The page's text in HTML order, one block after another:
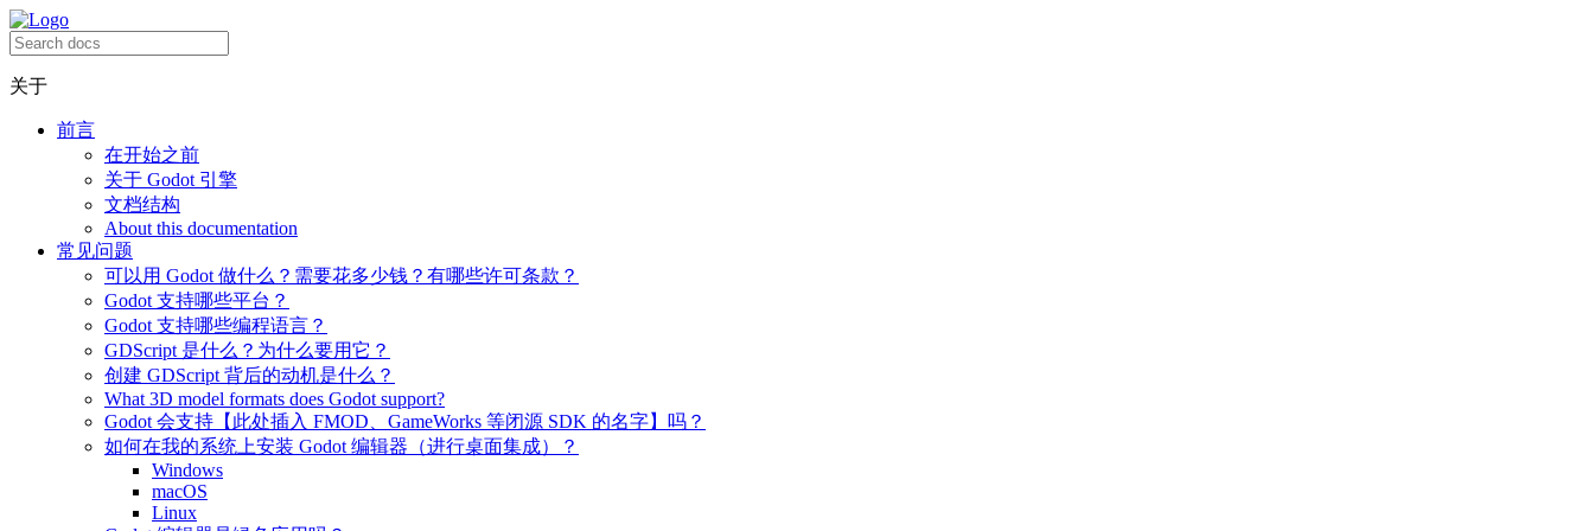
关于
前言
在开始之前
关于 Godot 引擎
文档结构
About this documentation
常见问题
可以用 Godot 做什么？需要花多少钱？有哪些许可条款？
Godot 支持哪些平台？
Godot 支持哪些编程语言？
GDScript 是什么？为什么要用它？
创建 GDScript 背后的动机是什么？
What 3D model formats does Godot support?
Godot 会支持【此处插入 FMOD、GameWorks 等闭源 SDK 的名字】吗？
如何在我的系统上安装 Godot 编辑器（进行桌面集成）？
Windows
macOS
Linux